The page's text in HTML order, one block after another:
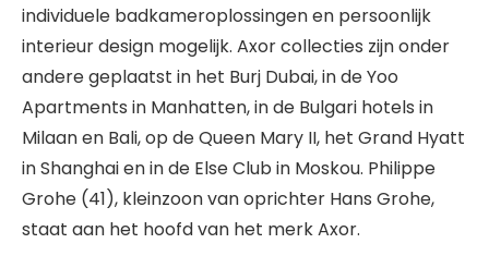
individuele badkameroplossingen en persoonlijk
interieur design mogelijk. Axor collecties zijn onder
andere geplaatst in het Burj Dubai, in de Yoo
Apartments in Manhatten, in de Bulgari hotels in
Milaan en Bali, op de Queen Mary II, het Grand Hyatt
in Shanghai en in de Else Club in Moskou. Philippe
Grohe (41), kleinzoon van oprichter Hans Grohe,
staat aan het hoofd van het merk Axor.